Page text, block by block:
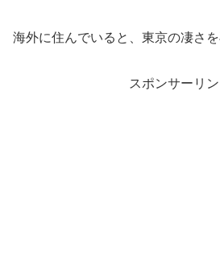
海外に住んでいると、東京の凄さ
スポンサーリン